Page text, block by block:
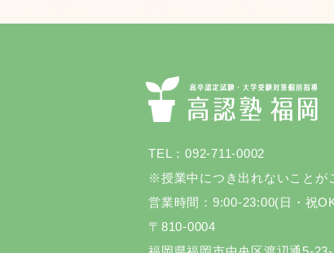
TEL：092-711-0002
※授業中につき出れないことが
営業時間：9:00-23:00(日・祝
〒810-0004